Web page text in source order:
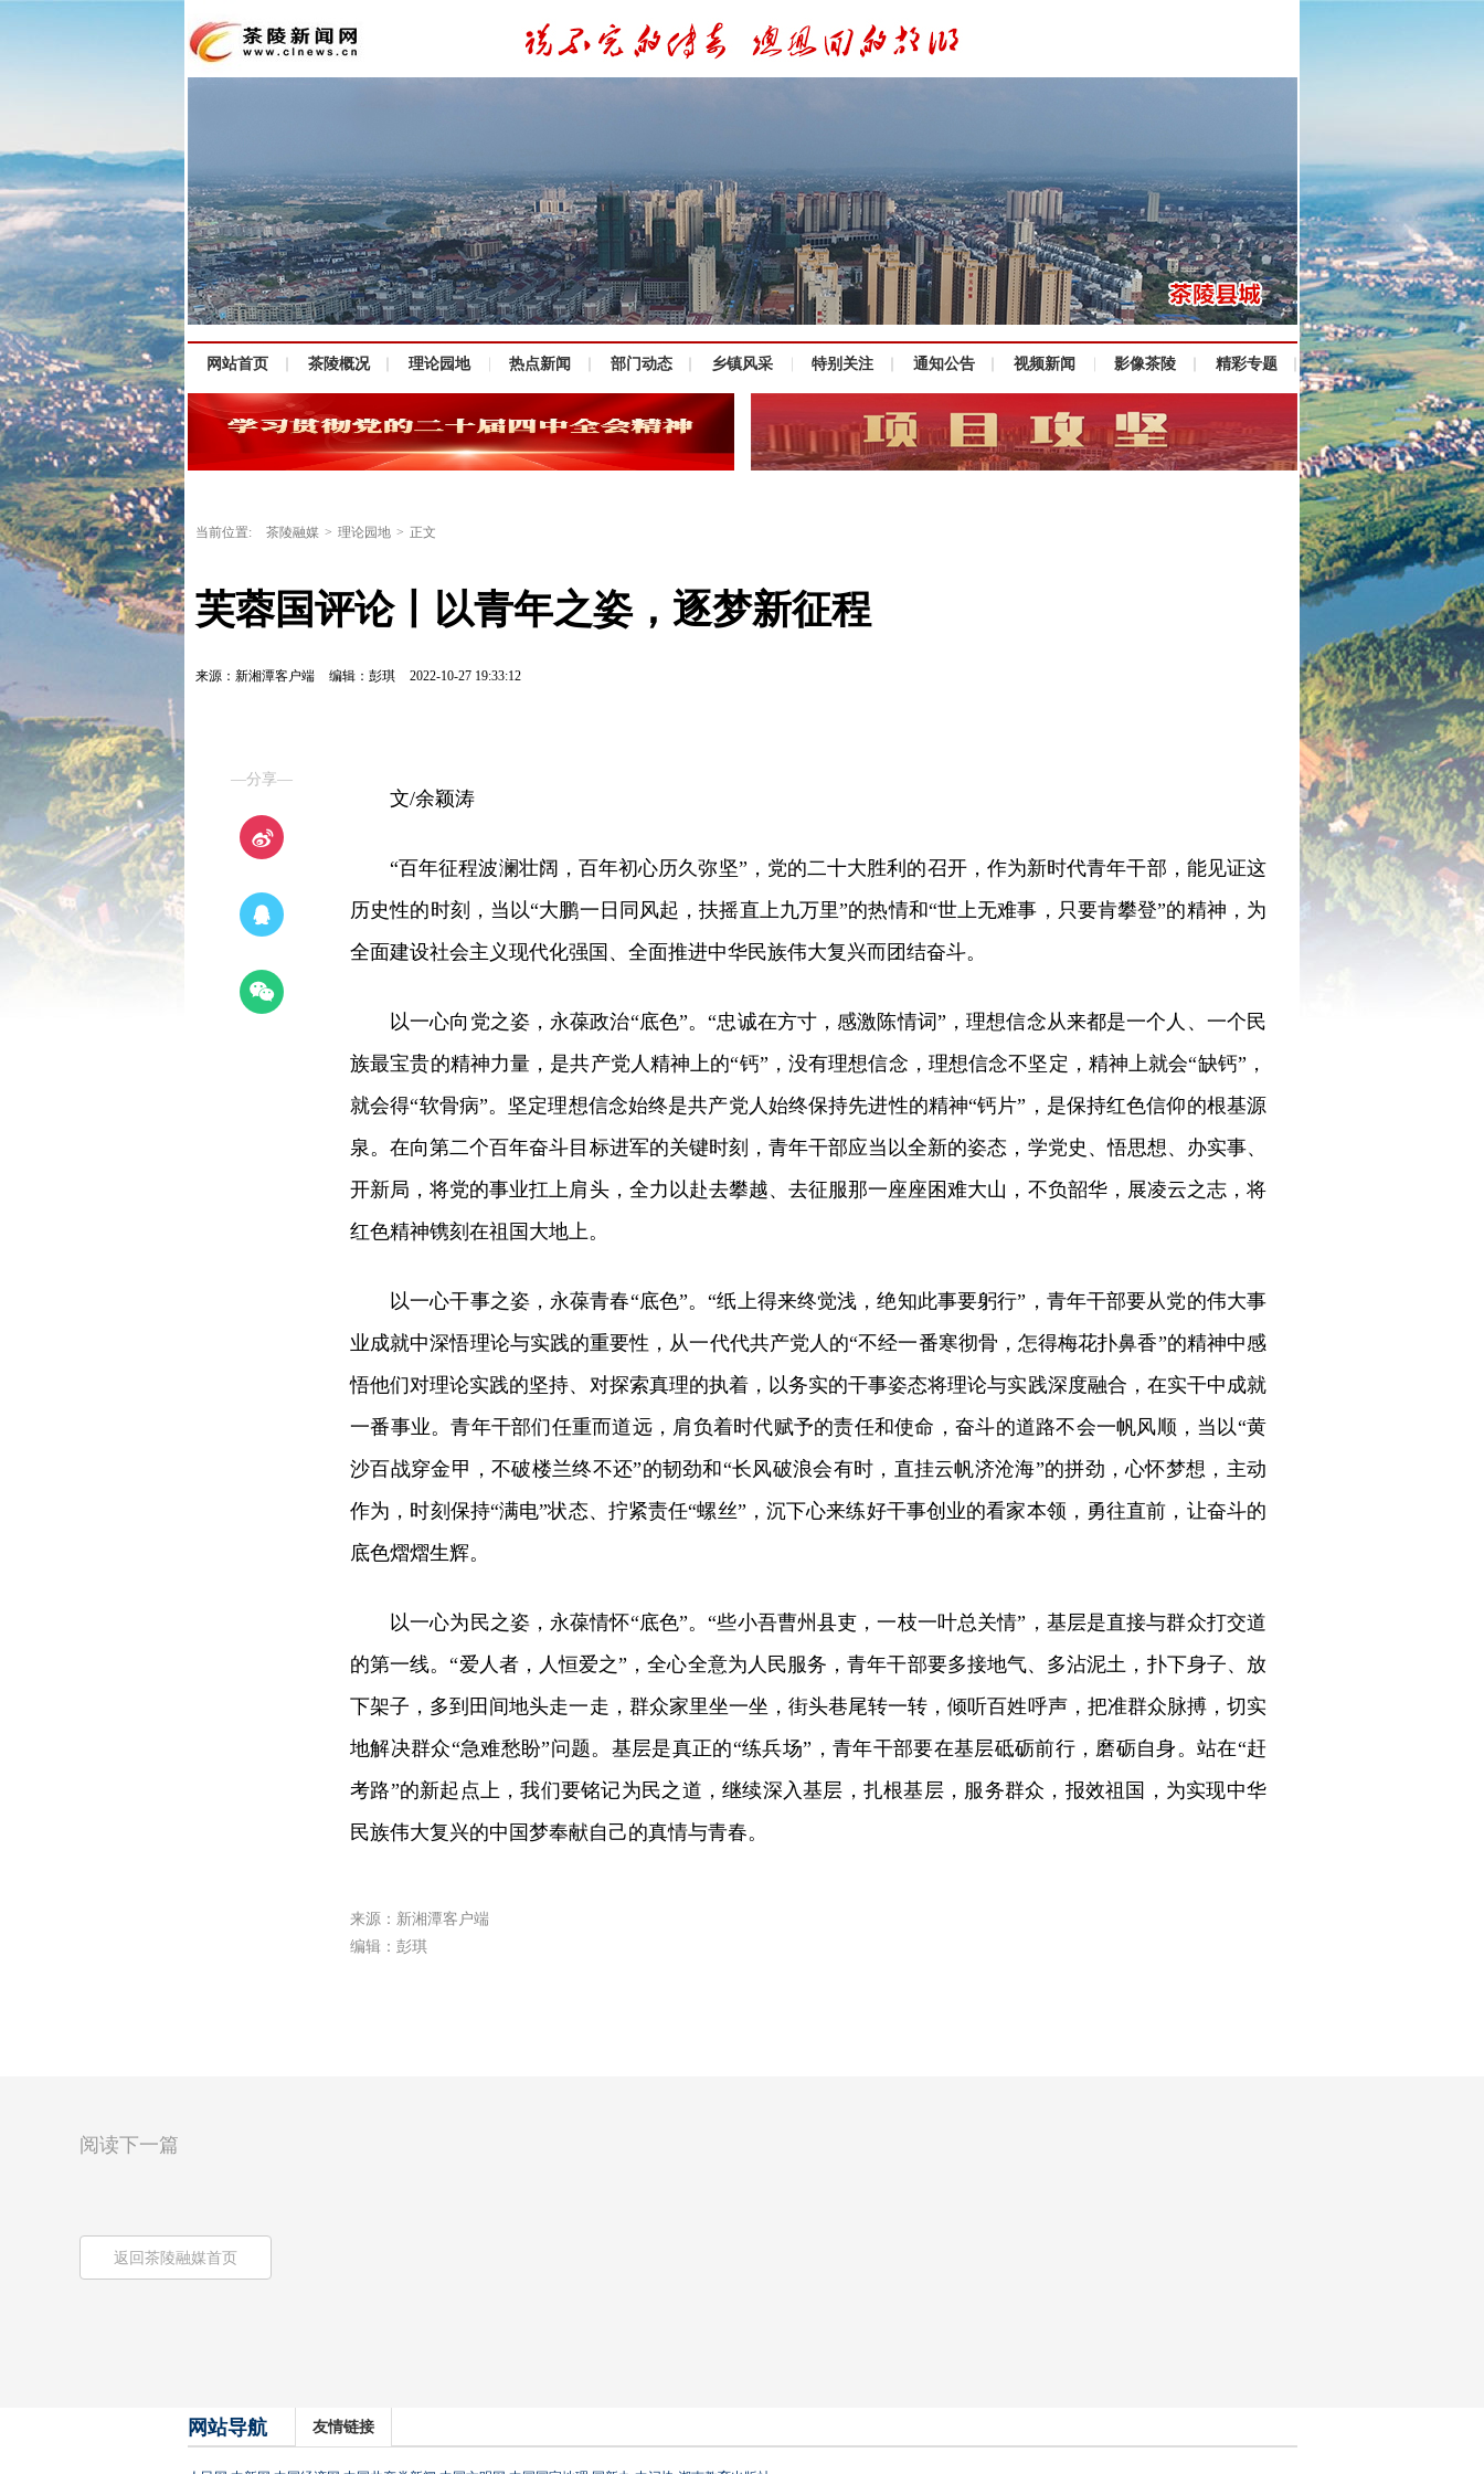
网站首页 茶陵概况 理论园地 热点新闻 部门动态 乡镇风采 特别关注 通知公告 视频新闻 影像茶陵 精彩专题
当前位置: 茶陵融媒 > 理论园地 > 正文
芙蓉国评论丨以青年之姿，逐梦新征程
来源：新湘潭客户端 编辑：彭琪 2022-10-27 19:33:12
—分享—
文/余颖涛
“百年征程波澜壮阔，百年初心历久弥坚”，党的二十大胜利的召开，作为新时代青年干部，能见证这
历史性的时刻，当以“大鹏一日同风起，扶摇直上九万里”的热情和“世上无难事，只要肯攀登”的精神，为
全面建设社会主义现代化强国、全面推进中华民族伟大复兴而团结奋斗。
以一心向党之姿，永葆政治“底色”。“忠诚在方寸，感激陈情词”，理想信念从来都是一个人、一个民
族最宝贵的精神力量，是共产党人精神上的“钙”，没有理想信念，理想信念不坚定，精神上就会“缺钙”，
就会得“软骨病”。坚定理想信念始终是共产党人始终保持先进性的精神“钙片”，是保持红色信仰的根基源
泉。在向第二个百年奋斗目标进军的关键时刻，青年干部应当以全新的姿态，学党史、悟思想、办实事、
开新局，将党的事业扛上肩头，全力以赴去攀越、去征服那一座座困难大山，不负韶华，展凌云之志，将
红色精神镌刻在祖国大地上。
以一心干事之姿，永葆青春“底色”。“纸上得来终觉浅，绝知此事要躬行”，青年干部要从党的伟大事
业成就中深悟理论与实践的重要性，从一代代共产党人的“不经一番寒彻骨，怎得梅花扑鼻香”的精神中感
悟他们对理论实践的坚持、对探索真理的执着，以务实的干事姿态将理论与实践深度融合，在实干中成就
一番事业。青年干部们任重而道远，肩负着时代赋予的责任和使命，奋斗的道路不会一帆风顺，当以“黄
沙百战穿金甲，不破楼兰终不还”的韧劲和“长风破浪会有时，直挂云帆济沧海”的拼劲，心怀梦想，主动
作为，时刻保持“满电”状态、拧紧责任“螺丝”，沉下心来练好干事创业的看家本领，勇往直前，让奋斗的
底色熠熠生辉。
以一心为民之姿，永葆情怀“底色”。“些小吾曹州县吏，一枝一叶总关情”，基层是直接与群众打交道
的第一线。“爱人者，人恒爱之”，全心全意为人民服务，青年干部要多接地气、多沾泥土，扑下身子、放
下架子，多到田间地头走一走，群众家里坐一坐，街头巷尾转一转，倾听百姓呼声，把准群众脉搏，切实
地解决群众“急难愁盼”问题。基层是真正的“练兵场”，青年干部要在基层砥砺前行，磨砺自身。站在“赶
考路”的新起点上，我们要铭记为民之道，继续深入基层，扎根基层，服务群众，报效祖国，为实现中华
民族伟大复兴的中国梦奉献自己的真情与青春。
来源：新湘潭客户端
编辑：彭琪
阅读下一篇
返回茶陵融媒首页
网站导航 友情链接